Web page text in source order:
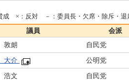
成 ×：反対 －：委員長・欠席・除斥・退
議員
会派
敦朗
自民党
介 公明党
浩文 自民党